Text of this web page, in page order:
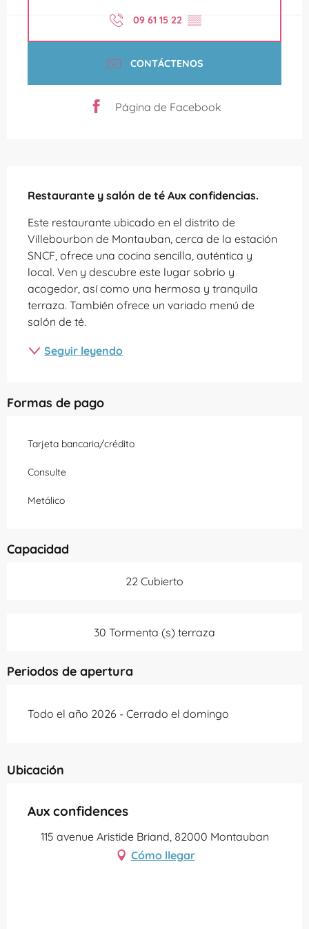
09 61 15 22 ▒▒
CONTÁCTENOS
Página de Facebook
Restaurante y salón de té Aux confidencias.
Este restaurante ubicado en el distrito de
Villebourbon de Montauban, cerca de la estación
SNCF, ofrece una cocina sencilla, auténtica y
local. Ven y descubre este lugar sobrio y
acogedor, así como una hermosa y tranquila
terraza. También ofrece un variado menú de
salón de té.
Seguir leyendo
Formas de pago
Tarjeta bancaria/crédito
Consulte
Metálico
Capacidad
22 Cubierto
30 Tormenta (s) terraza
Periodos de apertura
Todo el año 2026 - Cerrado el domingo
Ubicación
Aux confidences
115 avenue Aristide Briand, 82000 Montauban
Cómo llegar